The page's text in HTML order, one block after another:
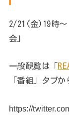
2/21(金)19時
会」
一般観覧は「
「番組」タブか
https://